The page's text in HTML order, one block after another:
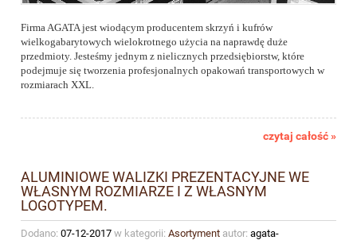
Firma AGATA jest wiodącym producentem skrzyń i kufrów
wielkogabarytowych wielokrotnego użycia na naprawdę duże
przedmioty. Jesteśmy jednym z nielicznych przedsiębiorstw, które
podejmuje się tworzenia profesjonalnych opakowań transportowych w
rozmiarach XXL.
czytaj całość »
ALUMINIOWE WALIZKI PREZENTACYJNE WE
WŁASNYM ROZMIARZE I Z WŁASNYM
LOGOTYPEM.
Dodano: 07-12-2017 w kategorii: Asortyment autor: agata-